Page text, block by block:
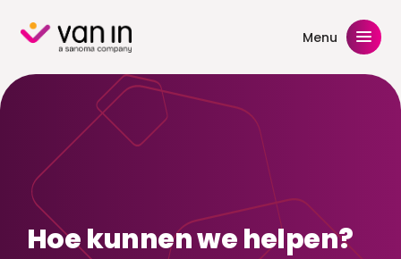
content Menu
Hoe kunnen we helpen?